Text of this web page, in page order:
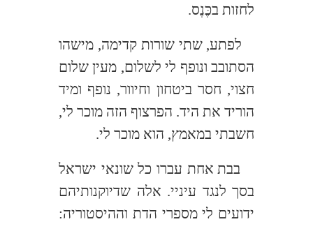
לחזות בכֶּנֶס.
לפתע, שתי שורות קדימה, מישהו
הסתובב ונופף לי לשלום, מעין שלום
חצוי, חסר ביטחון וחיוור, נופף ומיד
הוריד את היד. הפרצוף הזה מוכר לי,
חשבתי במאמץ, הוא מוכר לי.
בבת אחת עברו כל שונאי ישראל
בסך לנגד עיניי. אלה שדיוקנותיהם
ידועים לי מספרי הדת וההיסטוריה: